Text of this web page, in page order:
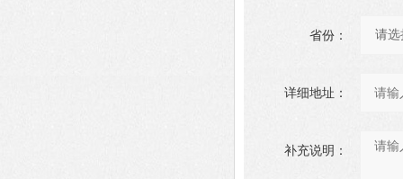
省份：
详细地址：
补充说明：